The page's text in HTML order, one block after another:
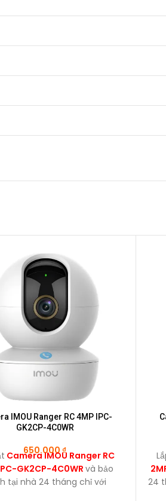
IMOU Ranger RC 4MP IPC-
GK2CP-4C0WR
650.000₫
Camera IMOU Ranger RC
GK2CP-4C0WR và bảo
tại nhà 24 tháng chỉ với
24